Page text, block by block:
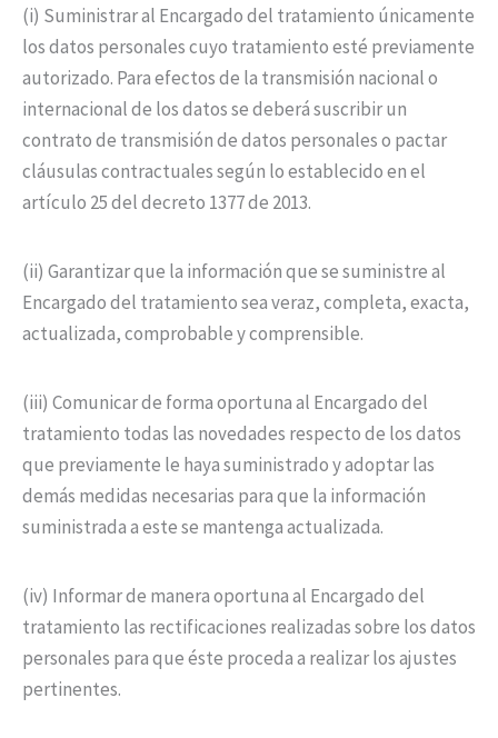
(i) Suministrar al Encargado del tratamiento únicamente
los datos personales cuyo tratamiento esté previamente
autorizado. Para efectos de la transmisión nacional o
internacional de los datos se deberá suscribir un
contrato de transmisión de datos personales o pactar
cláusulas contractuales según lo establecido en el
artículo 25 del decreto 1377 de 2013.
(ii) Garantizar que la información que se suministre al
Encargado del tratamiento sea veraz, completa, exacta,
actualizada, comprobable y comprensible.
(iii) Comunicar de forma oportuna al Encargado del
tratamiento todas las novedades respecto de los datos
que previamente le haya suministrado y adoptar las
demás medidas necesarias para que la información
suministrada a este se mantenga actualizada.
(iv) Informar de manera oportuna al Encargado del
tratamiento las rectificaciones realizadas sobre los datos
personales para que éste proceda a realizar los ajustes
pertinentes.